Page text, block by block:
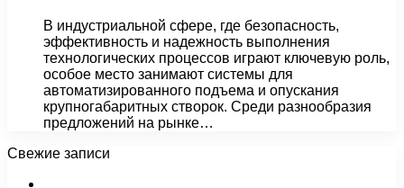
В индустриальной сфере, где безопасность,
эффективность и надежность выполнения
технологических процессов играют ключевую роль,
особое место занимают системы для
автоматизированного подъема и опускания
крупногабаритных створок. Среди разнообразия
предложений на рынке…
Свежие записи